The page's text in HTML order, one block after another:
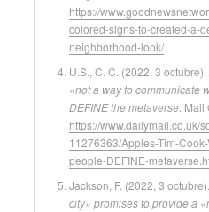
https://
colored-signs-to-created-a-
neighborhood-look/
U.S., C. C. (2022, 3 octubre).
«not a way to communicate
DEFINE the metaverse. Mail
https://www.dailymail.co.uk/
11276363/Apples-Tim-
people-DEFINE-
Jackson, F. (2022, 3 octubre).
city» promises to provide a